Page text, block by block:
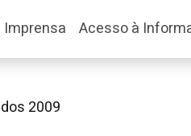
Imprensa Acesso à
2009